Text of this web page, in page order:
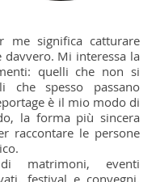
me significa catturare
davvero. Mi interessa la
quelli che non si
che spesso passano
è il mio modo di
la forma più sincera
raccontare le persone
matrimoni, eventi
festival e convegni.